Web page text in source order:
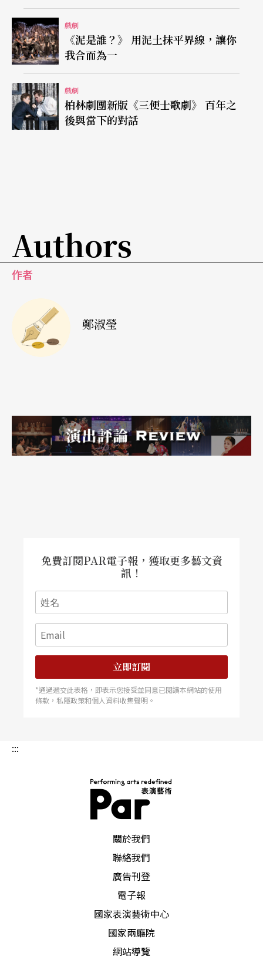
人物，必能引起觀眾的共鳴，捧腹大笑之餘也會興
起一股憐憫同理心。
四年多未接演舞台劇的唐從聖，則大呼：「我對舞
台演出技癢很久了！」劇中他飾演一名虛有其表、
心中無真愛的總經理，與電梯小姐發生婚外情，不
過是為了滿足自己無處宣洩的控制慾，在心理上報
《情盡夜上海》中的
友等，還有伊林模特兒長腿美女
而在舞台設計上，將以布幕投影與實物並置，以普
普風作為全劇的設計基調，藉此營造喜劇情調。劇
構的高度差異，也反映出「公司階層」與劇中人
「渴望步步高升」的社會環境縮影，下層如走馬燈
「精神層次」。
戲劇
《泥是誰？》 用泥土抹平界線，讓你
我合而為一
戲劇
柏林劇團新版《三便士歌劇》 百年之
後與當下的對話
Authors
作者
鄭淑瑩
免費訂閱PAR電子報，獲取更多藝文資
訊！
立即訂閱
*通過遞交此表格，即表示您接受並同意已閱讀本網站的使用
條款，私隱政策和個人資料收集聲明。
:::
關於我們
聯絡我們
廣告刊登
電子報
國家表演藝術中心
國家兩廳院
網站導覽